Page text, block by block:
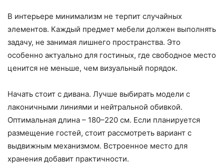
В интерьере минимализм не терпит случайных
элементов. Каждый предмет мебели должен выполнять
задачу, не занимая лишнего пространства. Это
особенно актуально для гостиных, где свободное место
ценится не меньше, чем визуальный порядок.
Начать стоит с дивана. Лучше выбирать модели с
лаконичными линиями и нейтральной обивкой.
Оптимальная длина – 180–220 см. Если планируется
размещение гостей, стоит рассмотреть вариант с
выдвижным механизмом. Встроенное место для
хранения добавит практичности.